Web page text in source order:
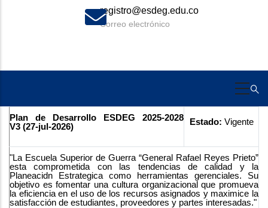
registro@esdeg.edu.co
Correo electrónico
Plan de Desarrollo ESDEG 2025-2028
V3 (27-jul-2026)
Estado: Vigente
"La Escuela Superior de Guerra “General Rafael Reyes Prieto”
esta comprometida con las tendencias de calidad y la
Planeacidn Estrategica como herramientas gerenciales. Su
objetivo es fomentar una cultura organizacional que promueva
la eficiencia en el uso de los recursos asignados y maximice la
satisfacción de estudiantes, proveedores y partes interesadas."